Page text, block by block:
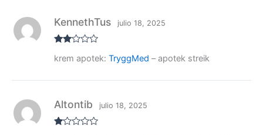
rado
KennethTus julio 18, 2025
krem apotek: TryggMed – apotek streik
Altontib julio 18, 2025